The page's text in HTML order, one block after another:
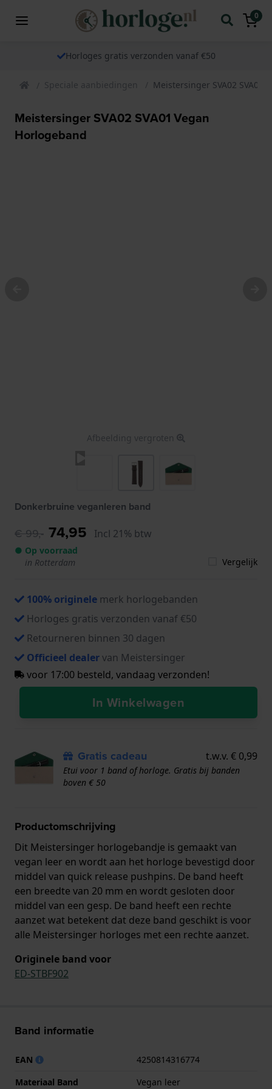
0
Horloges gratis verzonden vanaf €50
Speciale aanbiedingen Meistersinger SVA02 SVA01
Meistersinger SVA02 SVA01 Vegan
Horlogeband
Afbeelding vergroten
Donkerbruine veganleren band
€ 99,- 74,95 Incl 21% btw
● Op voorraad
in Rotterdam
Vergelijk
100% originele merk horlogebanden
Horloges gratis verzonden vanaf €50
Retourneren binnen 30 dagen
Officieel dealervan Meistersinger
voor 17:00 besteld, vandaag verzonden!
In Winkelwagen
Gratis cadeau t.w.v. € 0,99
Etui voor 1 band of horloge. Gratis bij banden
boven € 50
Productomschrijving
Dit Meistersinger horlogebandje is gemaakt van
vegan leer en wordt aan het horloge bevestigd door
middel van quick release pushpins. De band heeft
een breedte van 20 mm en wordt gesloten door
middel van een gesp. De band heeft een rechte
aanzet wat betekent dat deze band geschikt is voor
alle Meistersinger horloges met een rechte aanzet.
Originele band voor
ED-STBF902
Band informatie
EAN
4250814316774
Materiaal Band
Vegan leer